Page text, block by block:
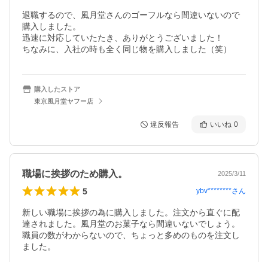
退職するので、風月堂さんのゴーフルなら間違いないので
購入しました。
迅速に対応していたたき、ありがとうございました！
ちなみに、入社の時も全く同じ物を購入しました（笑）
購入したストア
東京風月堂ヤフー店
違反報告 いいね 0
職場に挨拶のため購入。 2025/3/11
5 ybv********さん
新しい職場に挨拶の為に購入しました。注文から直ぐに配
達されました。風月堂のお菓子なら間違いないでしょう。
職員の数がわからないので、ちょっと多めのものを注文し
ました。